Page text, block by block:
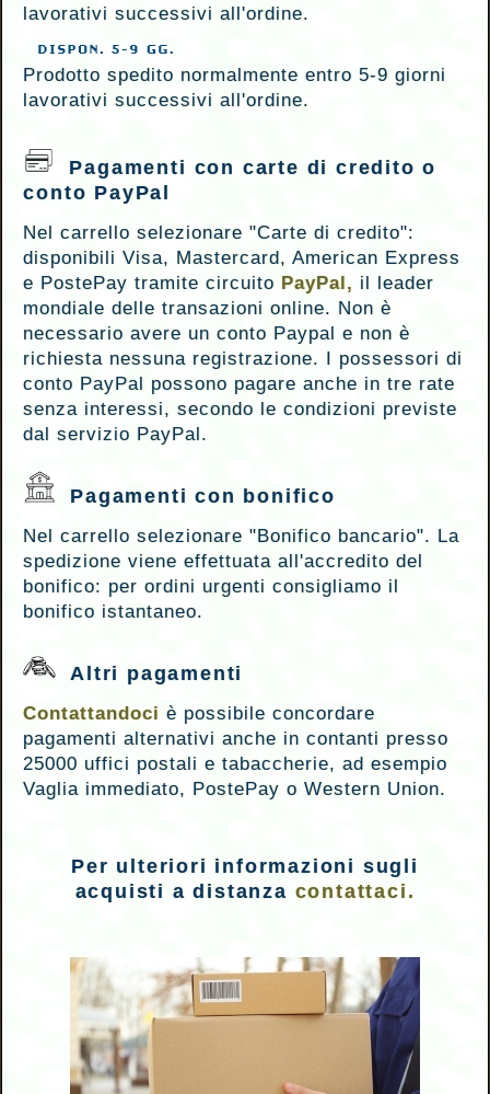
lavorativi successivi all'ordine.
Prodotto spedito normalmente entro 5-9 giorni
lavorativi successivi all'ordine.
Pagamenti con carte di credito o
conto PayPal
Nel carrello selezionare "Carte di credito":
disponibili Visa, Mastercard, American Express
e PostePay tramite circuito PayPal, il leader
mondiale delle transazioni online. Non è
necessario avere un conto Paypal e non è
richiesta nessuna registrazione. I possessori di
conto PayPal possono pagare anche in tre rate
senza interessi, secondo le condizioni previste
dal servizio PayPal.
Pagamenti con bonifico
Nel carrello selezionare "Bonifico bancario". La
spedizione viene effettuata all'accredito del
bonifico: per ordini urgenti consigliamo il
bonifico istantaneo.
Altri pagamenti
Contattandoci è possibile concordare
pagamenti alternativi anche in contanti presso
25000 uffici postali e tabaccherie, ad esempio
Vaglia immediato, PostePay o Western Union.
Per ulteriori informazioni sugli
acquisti a distanza contattaci.